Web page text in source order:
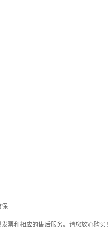
保
票和相应的售后服务。请您放心购买！